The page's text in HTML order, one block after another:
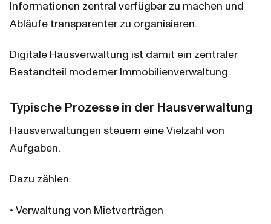
Informationen zentral verfügbar zu machen und
Abläufe transparenter zu organisieren.
Digitale Hausverwaltung ist damit ein zentraler
Bestandteil moderner Immobilienverwaltung.
Typische Prozesse in der Hausverwaltung
Hausverwaltungen steuern eine Vielzahl von
Aufgaben.
Dazu zählen:
• Verwaltung von Mietverträgen